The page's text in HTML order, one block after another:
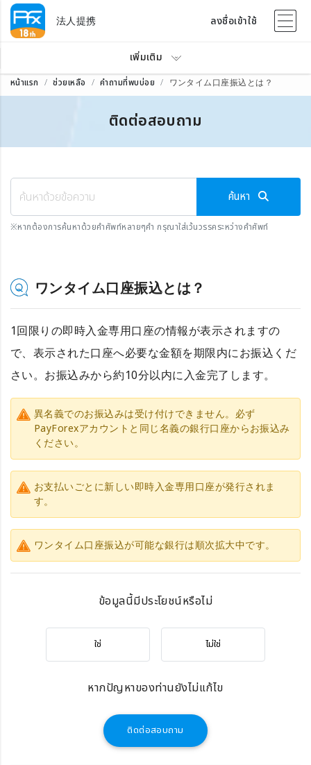
法人提携 ลงชื่อเข้าใช้
เพิ่มเติม
หน้าแรก ช่วยเหลือ คำถามที่พบบ่อย ワンタイム口座振込とは？
ติดต่อสอบถาม
ค้นหา
※หากต้องการค้นหาด้วยคำศัพท์หลายๆคำ กรุณาใส่เว้นวรรคระหว่างคำศัพท์
ワンタイム口座振込とは？
1回限りの即時入金専用口座の情報が表示されますの
で、表示された口座へ必要な金額を期限内にお振込くだ
さい。お振込みから約10分以内に入金完了します。
異名義でのお振込みは受け付けできません。必ず
PayForexアカウントと同じ名義の銀行口座からお振込み
ください。
お支払いごとに新しい即時入金専用口座が発行されま
す。
ワンタイム口座振込が可能な銀行は順次拡大中です。
ข้อมูลนี้มีประโยชน์หรือไม่
ใช่ ไม่ใช่
หากปัญหาของท่านยังไม่แก้ไข
ติดต่อสอบถาม